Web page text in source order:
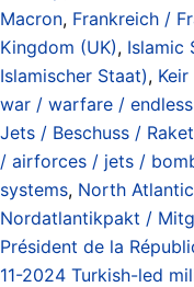
Macron, Frankreich /
Kingdom (UK), Islamic
Islamischer Staat),
war / warfare /
Jets / Beschuss /
/ airforces / jets /
systems, North
Nordatlantikpakt /
Président de la
11-2024 Turkish-led